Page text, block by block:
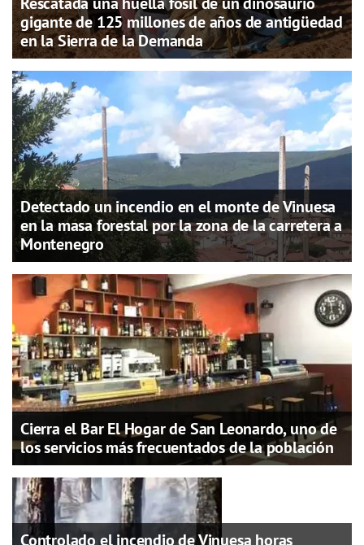
gigante de 125 millones de años de antigüedad
en la Sierra de la Demanda
Detectado un incendio en el monte de Vinuesa
en la masa forestal por la zona de la carretera a
Montenegro
Cierra el Bar El Hogar de San Leonardo, uno de
los servicios más frecuentados de la población
Controlado el incendio de Vinuesa horas